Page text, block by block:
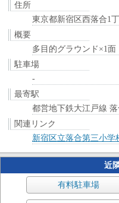
住所
東京都新宿区西落合1
概要
多目的グラウンド×1面
駐車場
-
最寄駅
都営地下鉄大江戸線 落
関連リンク
新宿区立落合第三小学
近
有料駐車場